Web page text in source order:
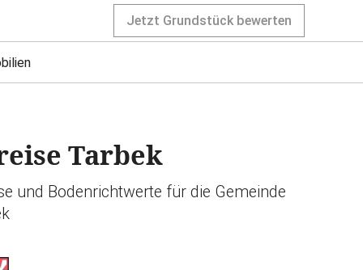
Jetzt Grundstück bewerten
Tarbek
und Bodenrichtwerte für die Gemeinde